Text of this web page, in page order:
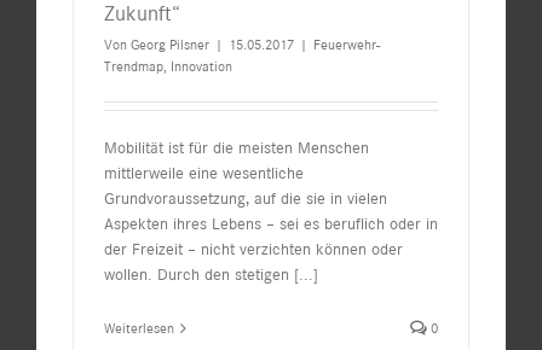
Zukunft“
Von Georg Pilsner | 15.05.2017 | Feuerwehr-
Trendmap, Innovation
Mobilität ist für die meisten Menschen
mittlerweile eine wesentliche
Grundvoraussetzung, auf die sie in vielen
Aspekten ihres Lebens – sei es beruflich oder in
der Freizeit – nicht verzichten können oder
wollen. Durch den stetigen [...]
Weiterlesen 0